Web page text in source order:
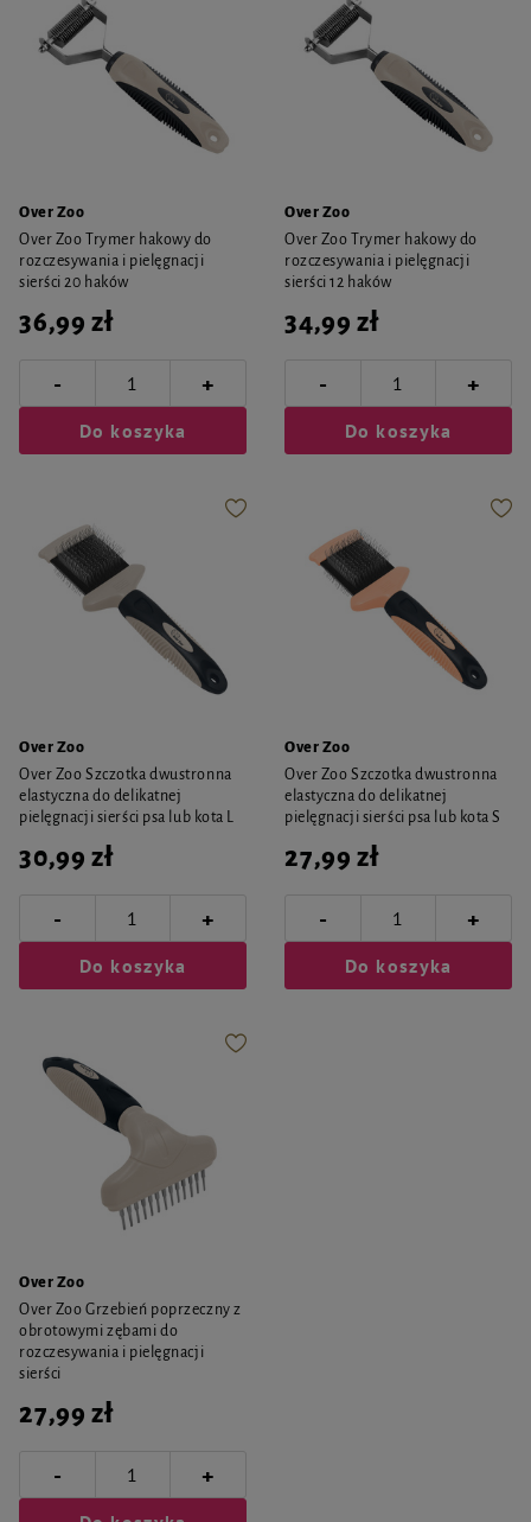
Over Zoo
Over Zoo Trymer hakowy do
rozczesywania i pielęgnacji
sierści 20 haków
36,99 zł
- +
Do koszyka
Over Zoo
Over Zoo Trymer hakowy do
rozczesywania i pielęgnacji
sierści 12 haków
34,99 zł
- +
Do koszyka
Over Zoo
Over Zoo Szczotka dwustronna
elastyczna do delikatnej
pielęgnacji sierści psa lub kota L
30,99 zł
- +
Do koszyka
Over Zoo
Over Zoo Szczotka dwustronna
elastyczna do delikatnej
pielęgnacji sierści psa lub kota S
27,99 zł
- +
Do koszyka
Over Zoo
Over Zoo Grzebień poprzeczny z
obrotowymi zębami do
rozczesywania i pielęgnacji
sierści
27,99 zł
- +